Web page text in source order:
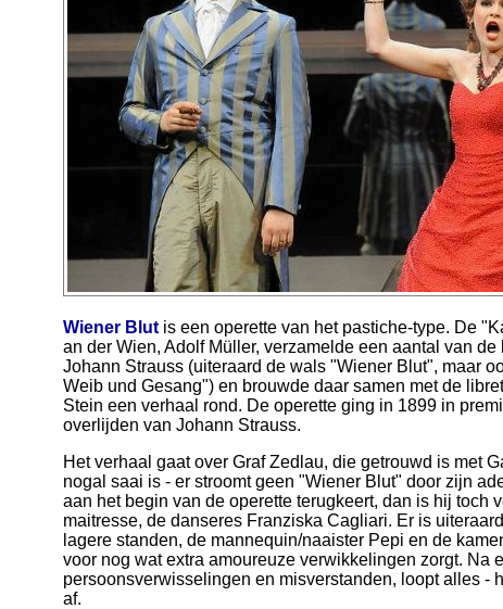
Wiener Blut is een operette van het pastiche-type. De
an der Wien, Adolf Müller, verzamelde een aantal van
Johann Strauss (uiteraard de wals "Wiener Blut", maar
Weib und Gesang") en brouwde daar samen met de
Stein een verhaal rond. De operette ging in 1899 in
overlijden van Johann Strauss.
Het verhaal gaat over Graf Zedlau, die getrouwd is met
nogal saai is - er stroomt geen "Wiener Blut" door zijn
aan het begin van de operette terugkeert, dan is hij toch
maitresse, de danseres Franziska Cagliari. Er is
lagere standen, de mannequin/naaister Pepi en de
voor nog wat extra amoureuze verwikkelingen zorgt. Na
persoonsverwisselingen en misverstanden, loopt alles -
af.